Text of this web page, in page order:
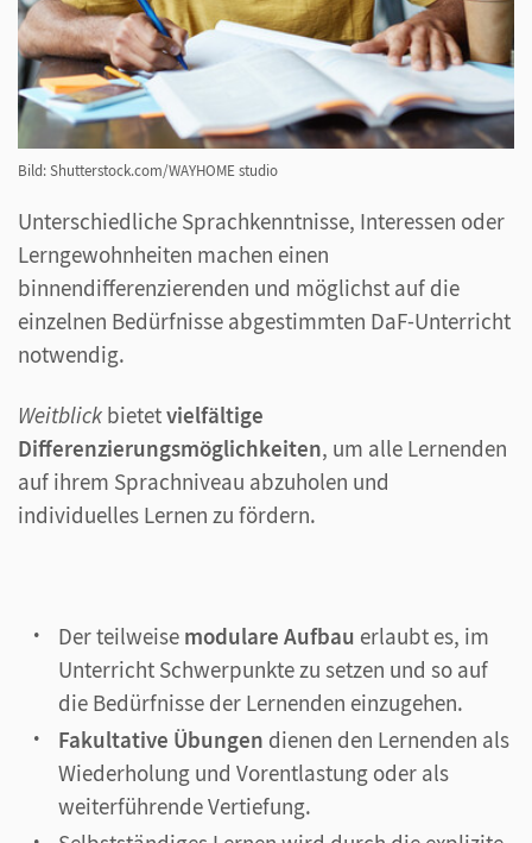
Kurse oder eine Kombination aus beidem: Mit
Weitblicksind Sie durch das multimediale Lehr- und
Lernangebot für alle Unterrichtsszenarien bestens
ausgerüstet.
Bild: Shutterstock.com/WAYHOME studio
Unterschiedliche Sprachkenntnisse, Interessen oder
Lerngewohnheiten machen einen
binnendifferenzierenden und möglichst auf die
einzelnen Bedürfnisse abgestimmten DaF-Unterricht
notwendig.
Weitblick bietetvielfältige
Differenzierungsmöglichkeiten, um alle Lernenden
auf ihrem Sprachniveau abzuholen und
individuelles Lernen zu fördern.
Der teilweise modulare Aufbau erlaubt es, im
Unterricht Schwerpunkte zu setzen und so auf
die Bedürfnisse der Lernenden einzugehen.
Fakultative Übungen dienen den Lernenden als
Wiederholung und Vorentlastung oder als
weiterführende Vertiefung.